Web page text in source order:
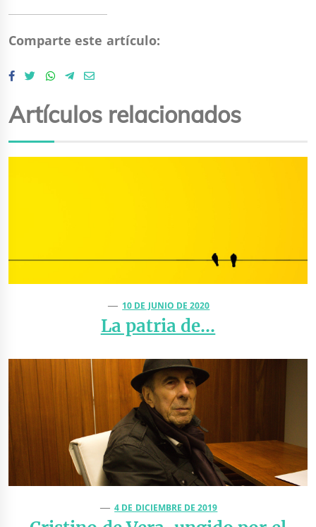
Comparte este artículo:
Artículos relacionados
10 DE JUNIO DE 2020
La patria de…
4 DE DICIEMBRE DE 2019